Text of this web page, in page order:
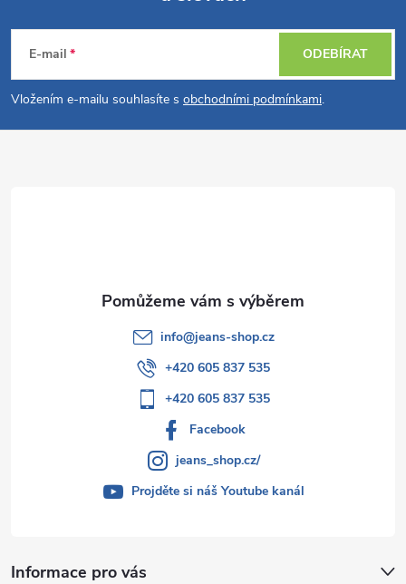
p
a
E-mail
Vložením e-mailu souhlasíte s obchodními podmínkami.
ODEBÍRAT
Informace pro vás
info@jeans-shop.cz
+420 605 837 535
+420 605 837 535
Facebook
jeans_shop.cz/
Projděte si náš Youtube kanál